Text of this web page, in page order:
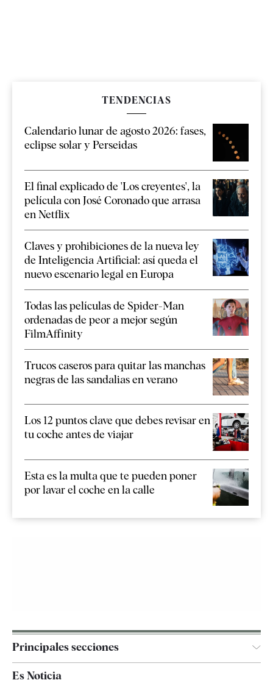
TENDENCIAS
Calendario lunar de agosto 2026: fases,
eclipse solar y Perseidas
El final explicado de 'Los creyentes', la
película con José Coronado que arrasa
en Netflix
Claves y prohibiciones de la nueva ley
de Inteligencia Artificial: así queda el
nuevo escenario legal en Europa
Todas las películas de Spider-Man
ordenadas de peor a mejor según
FilmAffinity
Trucos caseros para quitar las manchas
negras de las sandalias en verano
Los 12 puntos clave que debes revisar en
tu coche antes de viajar
Esta es la multa que te pueden poner
por lavar el coche en la calle
Principales secciones
España
Es Noticia